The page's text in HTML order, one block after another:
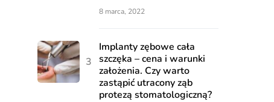
8 marca, 2022
Implanty zębowe cała
szczęka – cena i warunki
założenia. Czy warto
zastąpić utracony ząb
protezą stomatologiczną?